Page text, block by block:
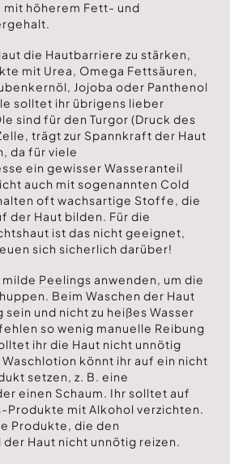
höherem Fett- und
die Hautbarriere zu stärken,
mit Urea, Omega Fettsäuren,
Jojoba oder Panthenol
solltet ihr übrigens lieber
sind für den Turgor (Druck des
trägt zur Spannkraft der Haut
da für viele
ein gewisser Wasseranteil
auch mit sogenannten Cold
oft wachsartige Stoffe, die
der Haut bilden. Für die
ist das nicht geeignet,
sich sicherlich darüber!
milde Peelings anwenden, um die
Beim Waschen der Haut
und nicht zu heißes Wasser
so wenig manuelle Reibung
ihr die Haut nicht unnötig
könnt ihr auf ein nicht
setzen, z. B. eine
einen Schaum. Ihr solltet auf
Produkte mit Alkohol verzichten.
Produkte, die den
Haut nicht unnötig reizen.